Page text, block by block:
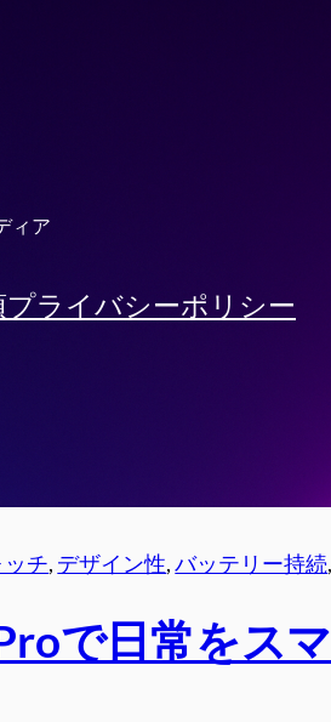
ィア
プライバシーポリシー
チ, デザイン性, バッテリー持続
で日常をスマ